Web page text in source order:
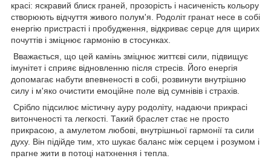
красі: яскравий блиск граней, прозорість і насиченість кольору
створюють відчуття живого полум'я. Родоліт гранат несе в собі
енергію пристрасті і пробудження, відкриває серце для щирих
почуттів і зміцнює гармонію в стосунках.
Вважається, що цей камінь зміцнює життєві сили, підвищує
імунітет і сприяє відновленню після стресів. Його енергія
допомагає набути впевненості в собі, розвинути внутрішню
силу і м'яко очистити емоційне поле від сумнівів і страхів.
Срібло підсилює містичну ауру родоліту, надаючи прикрасі
витонченості та легкості. Такий браслет стає не просто
прикрасою, а амулетом любові, внутрішньої гармонії та сили
духу. Він підійде тим, хто шукає баланс між серцем і розумом і
прагне жити в потоці натхнення і тепла.